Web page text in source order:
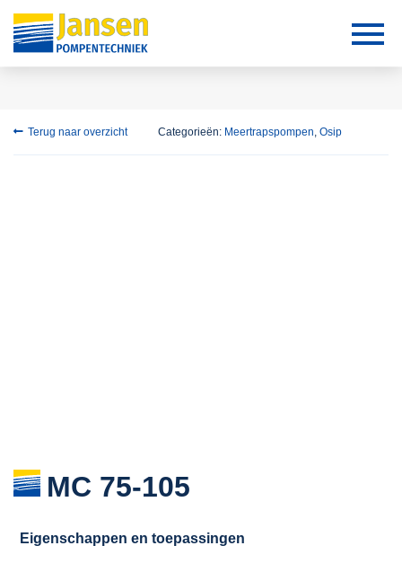
Terug naar overzicht Categorieën: Meertrapspompen, Osip
MC 75-105
Eigenschappen en toepassingen